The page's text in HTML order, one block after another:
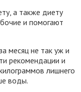
а также диету
и помогают
месяц не так уж и
рекомендации и
лишнего
воды.